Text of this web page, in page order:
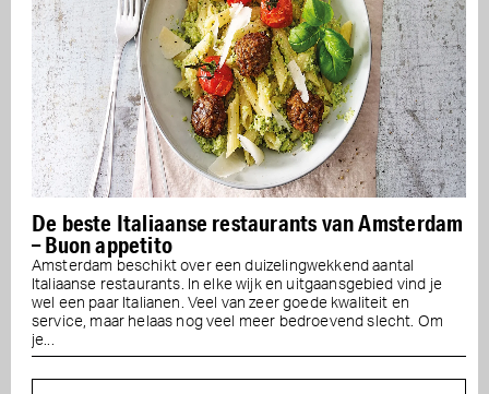
De beste Italiaanse restaurants van Amsterdam
– Buon appetito
Amsterdam beschikt over een duizelingwekkend aantal
Italiaanse restaurants. In elke wijk en uitgaansgebied vind je
wel een paar Italianen. Veel van zeer goede kwaliteit en
service, maar helaas nog veel meer bedroevend slecht. Om
je...